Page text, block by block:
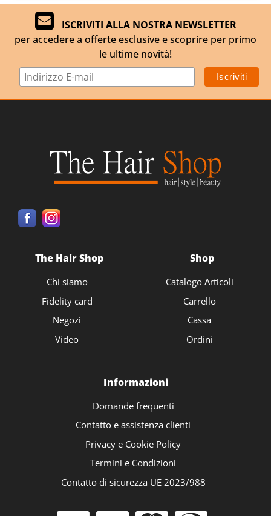
ISCRIVITI ALLA NOSTRA NEWSLETTER
per accedere a offerte esclusive e scoprire per primo
le ultime novità!
The Hair Shop
Chi siamo
Fidelity card
Negozi
Video
Shop
Catalogo Articoli
Carrello
Cassa
Ordini
Informazioni
Domande frequenti
Contatto e assistenza clienti
Privacy e Cookie Policy
Termini e Condizioni
Contatto di sicurezza UE 2023/988